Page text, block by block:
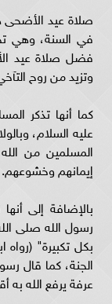
صلاة عيد الأضحى
في السنة، وهي
فضل صلاة عيد
وتزيد من روح
كما أنها تذكر
عليه السلام،
المسلمين من الله
إيمانهم وخشوعهم.
بالإضافة إلى
رسول الله صلى
بكل تكبيرة"
الجنة، كما قال
عرفة يرفع الله